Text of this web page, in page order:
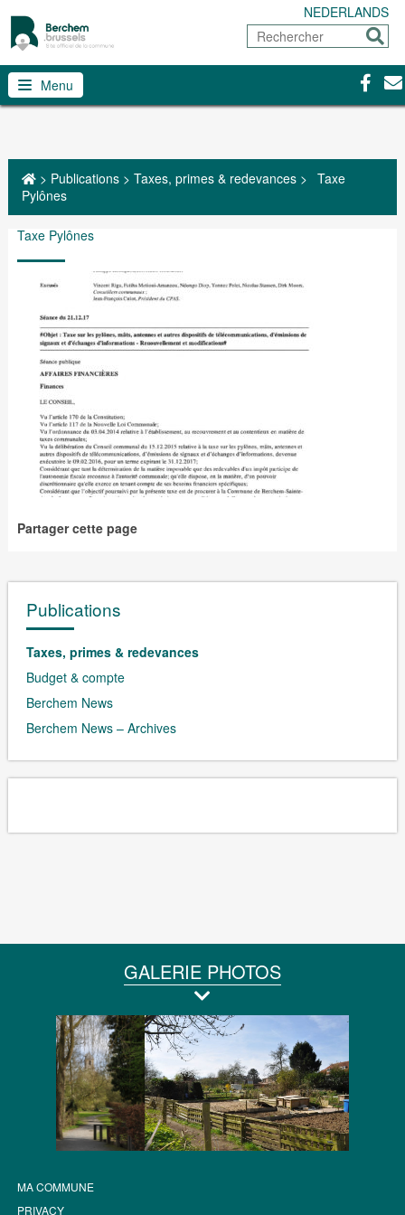
NEDERLANDS
Rechercher
Menu
> Publications> Taxes, primes & redevances> Taxe
Pylônes
Taxe Pylônes
Partager cette page
Publications
Taxes, primes & redevances
Budget & compte
Berchem News
Berchem News – Archives
GALERIE PHOTOS
MA COMMUNE
PRIVACY